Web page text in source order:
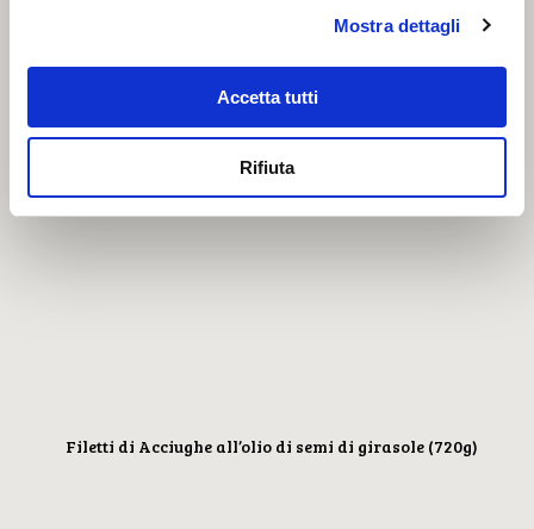
Mostra dettagli
Accetta tutti
Rifiuta
Filetti di Acciughe all’olio di oliva (580g)
Filetti di Acciughe all’olio di semi di girasole (720g)